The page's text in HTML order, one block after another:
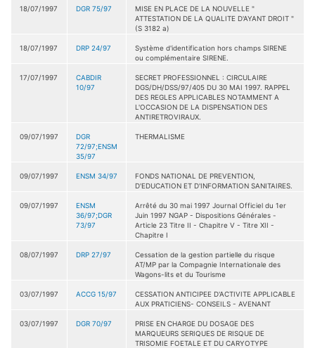
18/07/1997 DGR 75/97
MISE EN PLACE DE LA NOUVELLE "
ATTESTATION DE LA QUALITE D'AYANT DROIT "
(S 3182 a)
18/07/1997 DRP 24/97
Système d'identification hors champs SIRENE
ou complémentaire SIRENE.
17/07/1997
CABDIR
10/97
SECRET PROFESSIONNEL : CIRCULAIRE
DGS/DH/DSS/97/405 DU 30 MAI 1997. RAPPEL
DES REGLES APPLICABLES NOTAMMENT A
L'OCCASION DE LA DISPENSATION DES
ANTIRETROVIRAUX.
09/07/1997
DGR
72/97;ENSM
35/97
THERMALISME
09/07/1997 ENSM 34/97
FONDS NATIONAL DE PREVENTION,
D'EDUCATION ET D'INFORMATION SANITAIRES.
09/07/1997
ENSM
36/97;DGR
73/97
Arrêté du 30 mai 1997 Journal Officiel du 1er
Juin 1997 NGAP - Dispositions Générales -
Article 23 Titre II - Chapitre V - Titre XII -
Chapitre I
08/07/1997 DRP 27/97
Cessation de la gestion partielle du risque
AT/MP par la Compagnie Internationale des
Wagons-lits et du Tourisme
03/07/1997 ACCG 15/97
CESSATION ANTICIPEE D'ACTIVITE APPLICABLE
AUX PRATICIENS- CONSEILS - AVENANT
03/07/1997 DGR 70/97
PRISE EN CHARGE DU DOSAGE DES
MARQUEURS SERIQUES DE RISQUE DE
TRISOMIE FOETALE ET DU CARYOTYPE